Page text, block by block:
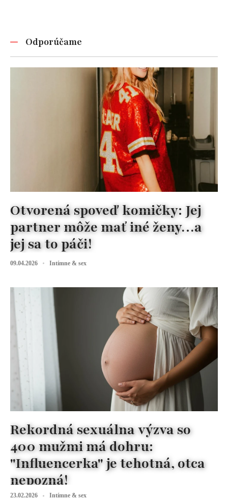
Odporúčame
Otvorená spoveď komičky: Jej
partner môže mať iné ženy…a
jej sa to páči!
09.04.2026 Intímne & sex
Rekordná sexuálna výzva so
400 mužmi má dohru:
"Influencerka" je tehotná, otca
nepozná!
23.02.2026 Intímne & sex